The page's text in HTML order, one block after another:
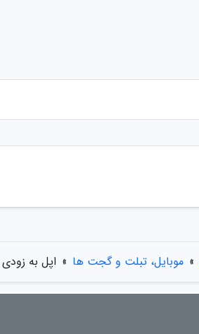
» موبایل، تبلت و گجت ها » اپل به